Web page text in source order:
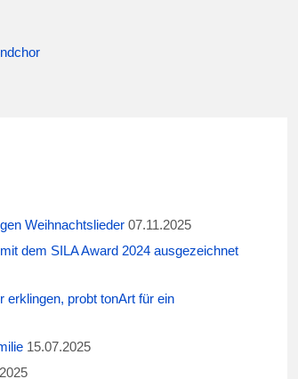
Weihnachtslieder 07.11.2025
dem SILA Award 2024 ausgezeichnet
erklingen, probt tonArt für ein
15.07.2025